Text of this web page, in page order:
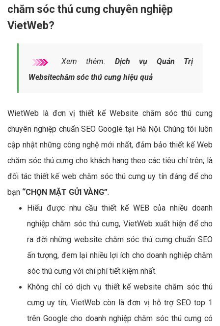
chăm sóc thú cưng chuyên nghiệp
VietWeb?
Xem thêm: Dịch vụ Quản Trị
Websitechăm sóc thú cưng hiệu quả
WietWeb là đơn vị thiết kế Website chăm sóc thú cưng
chuyên nghiệp chuẩn SEO Google tại Hà Nội. Chúng tôi luôn
cập nhật những công nghệ mới nhất, đảm bảo thiết kế Web
chăm sóc thú cưng cho khách hang theo các tiêu chí trên, là
đối tác thiết kế web chăm sóc thú cưng uy tín đáng để cho
bạn “CHỌN MẶT GỬI VÀNG”.
Hiểu được nhu cầu thiết kế WEB của nhiều doanh
nghiệp chăm sóc thú cưng, VietWeb xuất hiện để cho
ra đời những website chăm sóc thú cưng chuẩn SEO
ấn tượng, đem lại nhiều lợi ích cho doanh nghiệp chăm
sóc thú cưng với chi phí tiết kiệm nhất.
Không chỉ có dịch vụ thiết kế website chăm sóc thú
cưng uy tín, VietWeb còn là đơn vị hỗ trợ SEO top 1
trên Google cho doanh nghiệp chăm sóc thú cưng có